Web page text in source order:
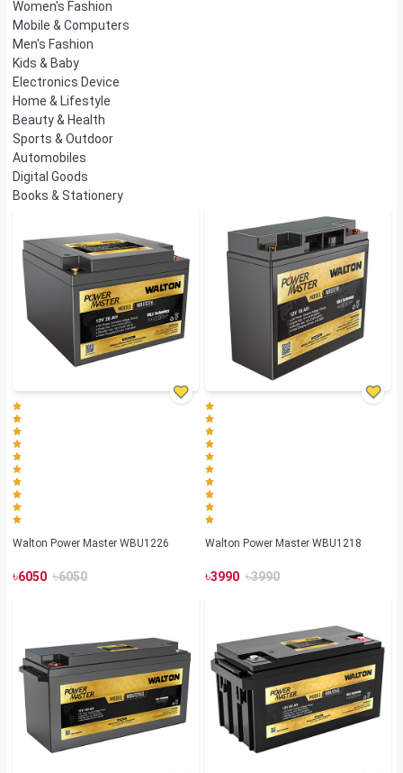
Women's Fashion
Mobile & Computers
Men's Fashion
Kids & Baby
Electronics Device
Home & Lifestyle
Beauty & Health
Sports & Outdoor
Automobiles
Digital Goods
Books & Stationery
Walton Power Master WBU1226
৳6050 ৳6050
Walton Power Master WBU1218
৳3990 ৳3990